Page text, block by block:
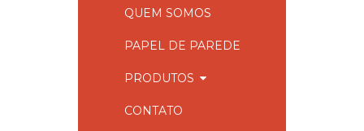
QUEM SOMOS
PAPEL DE PAREDE
PRODUTOS
CONTATO